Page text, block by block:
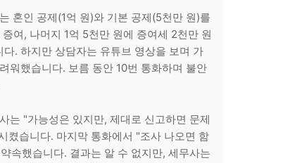
혼인 공제(1억 원)와 기본 공제(5천만 원)를
여, 나머지 1억 5천만 원에 증여세 2천만 원
다. 하지만 상담자는 유튜브 영상을 보며 가
워했습니다. 보름 동안 10번 통화하며 불안
는 "가능성은 있지만, 제대로 신고하면 문제
켰습니다. 마지막 통화에서 "조사 나오면 함
속했습니다. 결과는 알 수 없지만, 세무사는